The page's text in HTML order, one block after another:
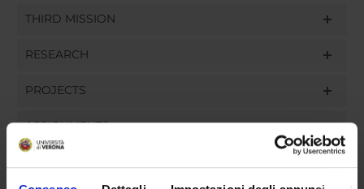
THIRD MISSION
RESEARCH
PROJECTS
ASSIGNMENTS